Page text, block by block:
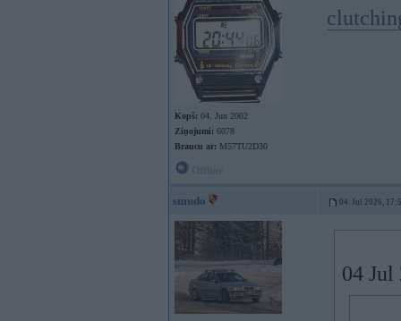
Kopš: 04. Jun 2002
Ziņojumi: 6078
Braucu ar: M57TU2D30
smudo 04. Jul 2026,
04